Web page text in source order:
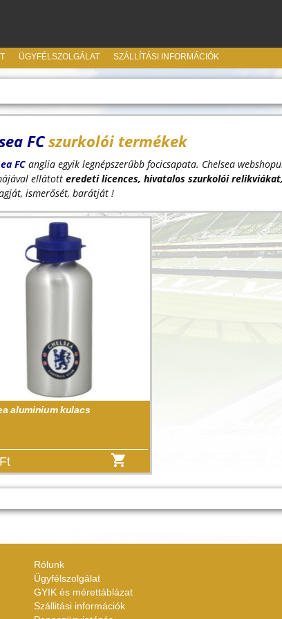
ÜGYFÉLSZOLGÁLAT SZÁLLÍTÁSI INFORMÁCIÓK
FCszurkolói termékek
FCanglia egyik legnépszerűbb focicsapata. Chelsea
ellátott eredeti licences, hivatalos szurkolói
ismerősét, barátját !
aluminium kulacs
Rólunk
Ügyfélszolgálat
GYIK és mérettáblázat
Szállitási információk